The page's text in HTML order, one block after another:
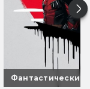
Фантастические